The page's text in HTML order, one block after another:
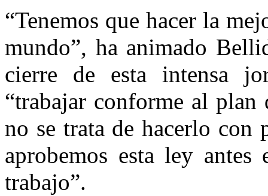
“Tenemos que hacer la
mundo”, ha animado
cierre de esta intensa
“trabajar conforme al plan
no se trata de hacerlo con
aprobemos esta ley antes
trabajo”.